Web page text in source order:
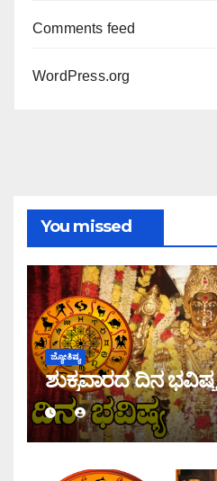
Comments feed
WordPress.org
You missed
ಜ್ಯೋತಿಷ್ಯ
ಶುಕ್ರವಾರದ ದಿನ ಭವಿಷ್ಯ